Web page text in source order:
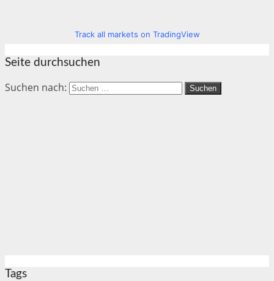
Track all markets on TradingView
Seite durchsuchen
Suchen nach:
Tags